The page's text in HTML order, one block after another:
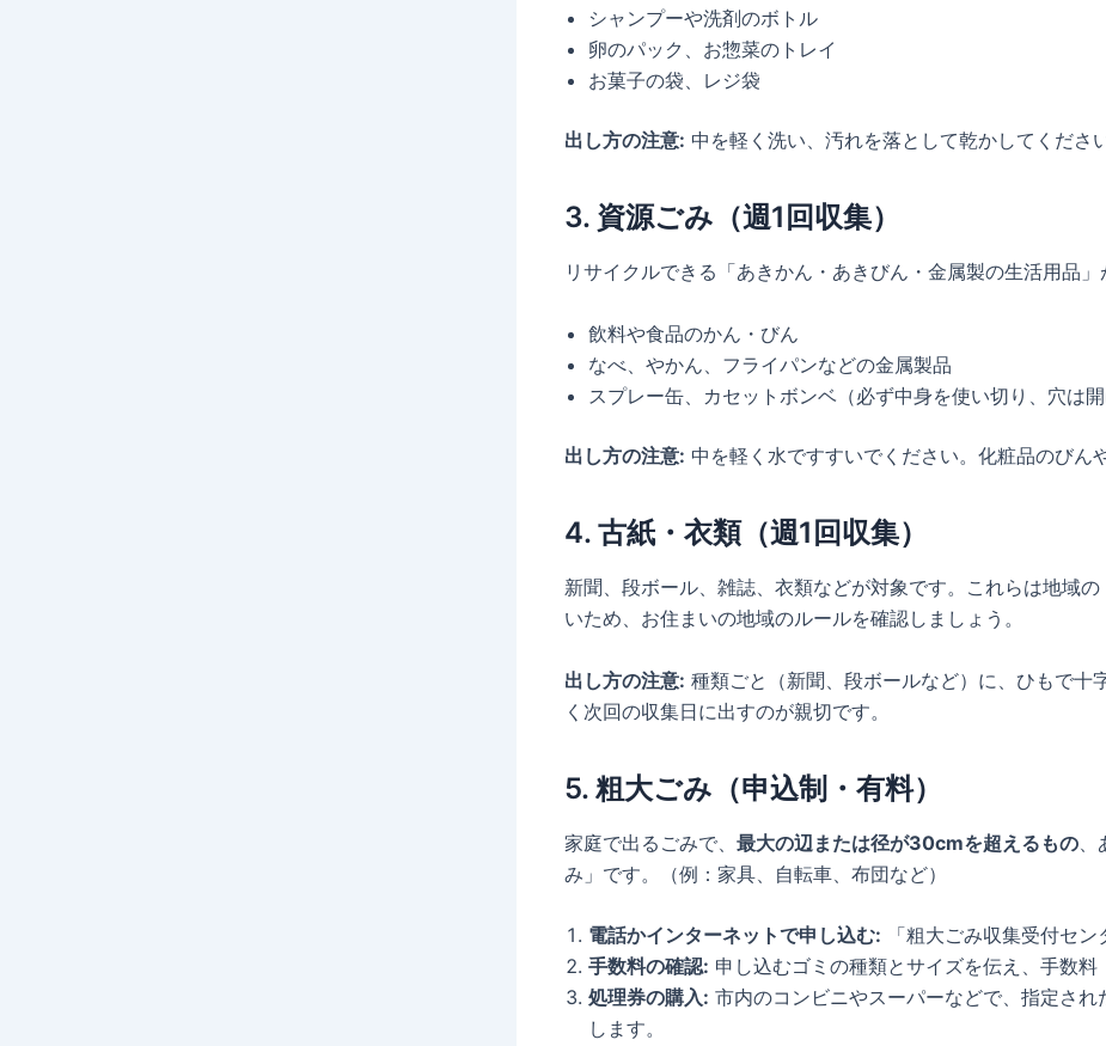
シャンプーや洗剤のボトル
卵のパック、お惣菜のトレイ
お菓子の袋、レジ袋
出し方の注意: 中を軽く洗い、汚れを落として乾かしてくださ
3. 資源ごみ（週1回収集）
リサイクルできる「あきかん・あきびん・金属製の生活用品」
飲料や食品のかん・びん
なべ、やかん、フライパンなどの金属製品
スプレー缶、カセットボンベ（必ず中身を使い切り、穴は開
出し方の注意: 中を軽く水ですすいでください。化粧品のびん
4. 古紙・衣類（週1回収集）
新聞、段ボール、雑誌、衣類などが対象です。これらは地域の
いため、お住まいの地域のルールを確認しましょう。
出し方の注意: 種類ごと（新聞、段ボールなど）に、ひもで十
く次回の収集日に出すのが親切です。
5. 粗大ごみ（申込制・有料）
家庭で出るごみで、 最大の辺または径が30cmを超えるもの
み」です。（例：家具、自転車、布団など）
電話かインターネットで申し込む: 「粗大ごみ収集受付セン
手数料の確認: 申し込むゴミの種類とサイズを伝え、手数料
処理券の購入: 市内のコンビニやスーパーなどで、指定さ
します。